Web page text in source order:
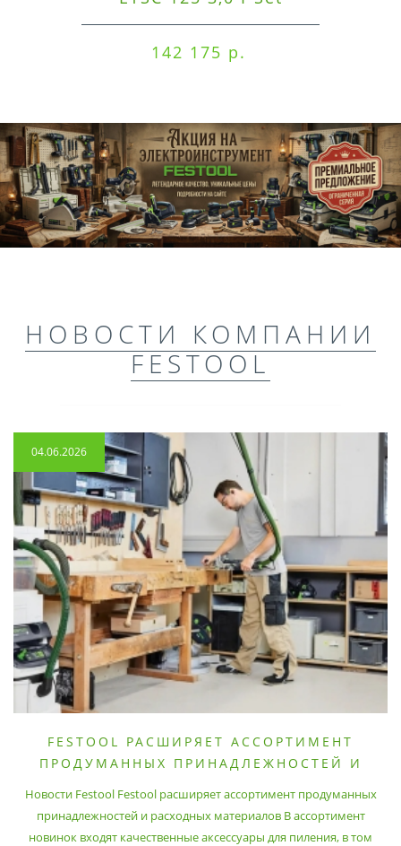
142 175 р.
НОВОСТИ КОМПАНИИ
FESTOOL
04.06.2026
FESTOOL РАСШИРЯЕТ АССОРТИМЕНТ
ПРОДУМАННЫХ ПРИНАДЛЕЖНОСТЕЙ И
Новости Festool Festool расширяет ассортимент продуманных
принадлежностей и расходных материалов В ассортимент
новинок входят качественные аксессуары для пиления, в том